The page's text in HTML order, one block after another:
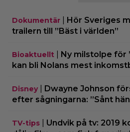
Dokumentär
Hör Sveriges
trailern till ”Bäst i världen”
Bioaktuellt
Ny milstolpe för
kan bli Nolans mest
Disney|
Dwayne Johnson
efter sågningarna: ”Sånt
TV-tips
Undvik på tv: 2019